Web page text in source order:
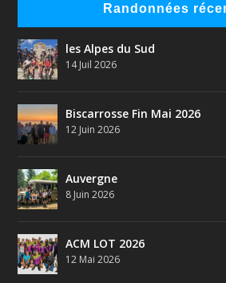
Randonnées
les Alpes du Sud
14 Juil 2026
Biscarrosse Fin Mai 2026
12 Juin 2026
Auvergne
8 Juin 2026
ACM LOT 2026
12 Mai 2026